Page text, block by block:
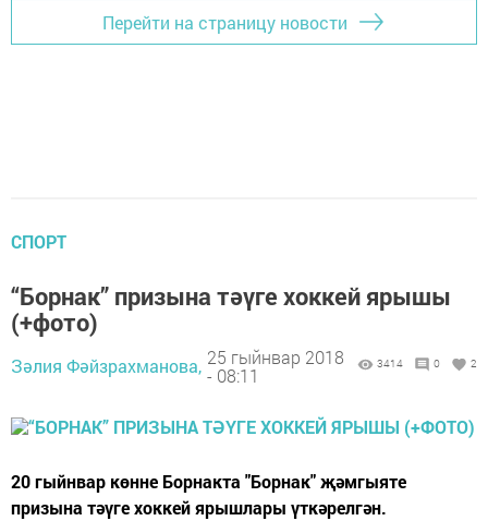
Перейти на страницу новости
СПОРТ
“Борнак” призына тәүге хоккей ярышы
(+фото)
Зәлия Фәйзрахманова, 25 гыйнвар 2018
- 08:11
3414 0 2
20 гыйнвар көнне Борнакта "Борнак" җәмгыяте
призына тәүге хоккей ярышлары үткәрелгән.